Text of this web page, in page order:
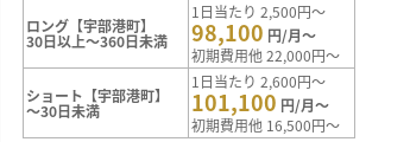
ロング【宇部港町】
30日以上～360日未満
1日当たり 2,500円～
98,100 円/月～
初期費用他 22,000円～
ショート【宇部港町】
～30日未満
1日当たり 2,600円～
101,100 円/月～
初期費用他 16,500円～